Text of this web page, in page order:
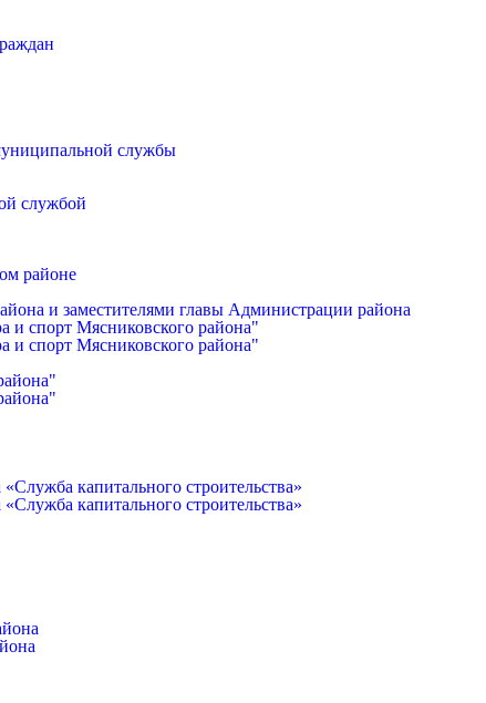
службы
службой
районе
и заместителями главы Администрации района
и спорт Мясниковского района"
и спорт Мясниковского района"
капитального строительства»
капитального строительства»